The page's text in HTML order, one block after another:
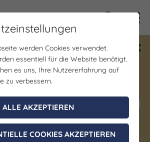
Blind Date mit Saale-
vom 1.7. - 18.12.
Jetzt mitmachen
werden Cookies verwendet.
essentiell für die Website benötigt.
es uns, Ihre Nutzererfahrung auf
zu verbessern.
ALLE AKZEPTIEREN
COOKIES AKZEPTIEREN